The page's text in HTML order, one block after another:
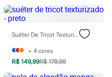
Suéter De Tricot Texturizado - Preto
+ 4 cores
R$ 149,99R$ 179,99